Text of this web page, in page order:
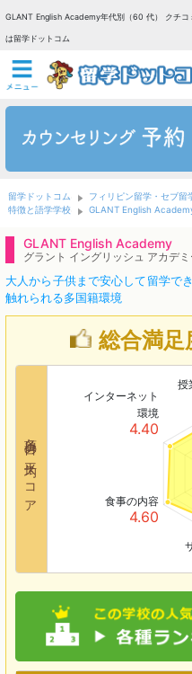
GLANT English Academy年代別（60 代） クチ
は留学ドットコム
留学ドットコム フィリピン留学・セブ留
特徴と語学学校
GLANT English
GLANT English Academy
グラント イングリッシュ アカデミ
大人から子供まで安心して留学で
触れられる多国籍環境
総合満足
各項目の平均スコア
授
食事の内容
4.60
インターネット
環境
4.40